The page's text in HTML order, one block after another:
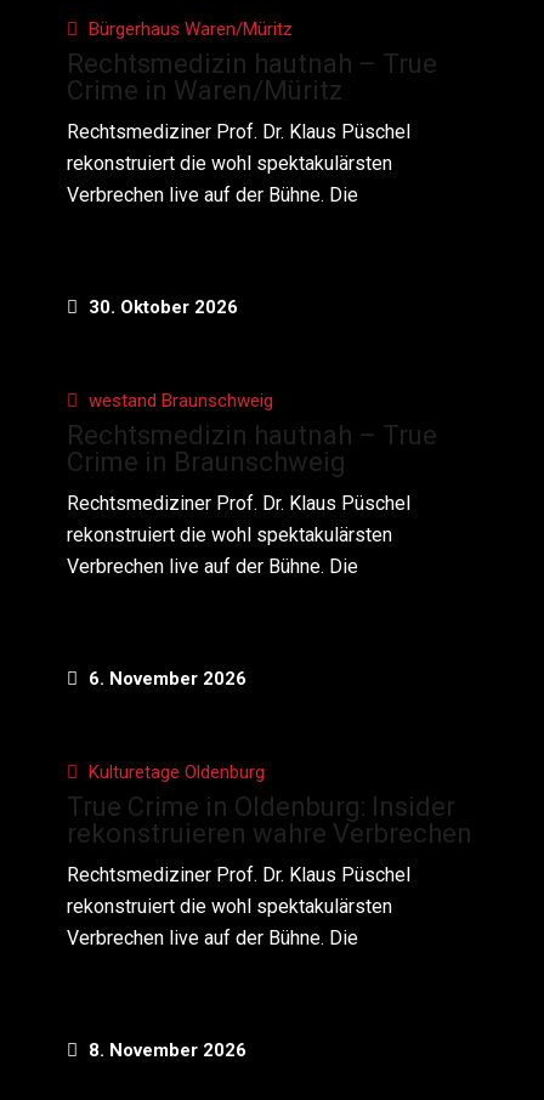
Bürgerhaus Waren/Müritz
Rechtsmedizin hautnah – True
Crime in Waren/Müritz
Rechtsmediziner Prof. Dr. Klaus Püschel
rekonstruiert die wohl spektakulärsten
Verbrechen live auf der Bühne. Die
30. Oktober 2026
westand Braunschweig
Rechtsmedizin hautnah – True
Crime in Braunschweig
Rechtsmediziner Prof. Dr. Klaus Püschel
rekonstruiert die wohl spektakulärsten
Verbrechen live auf der Bühne. Die
6. November 2026
Kulturetage Oldenburg
True Crime in Oldenburg: Insider
rekonstruieren wahre Verbrechen
Rechtsmediziner Prof. Dr. Klaus Püschel
rekonstruiert die wohl spektakulärsten
Verbrechen live auf der Bühne. Die
8. November 2026